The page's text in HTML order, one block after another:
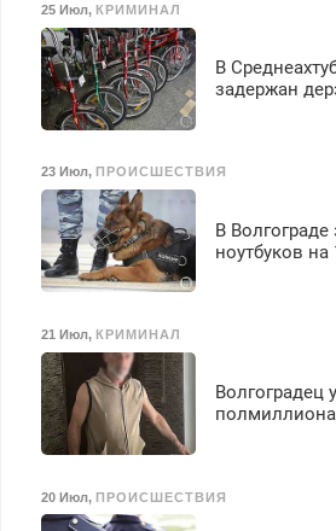
25 Июл, КРИМИНАЛ
В
задержан
23 Июл, ПРОИСШЕСТВИЯ
В
ноутбуков на
21 Июл, КРИМИНАЛ
Волгоградец
полмиллиона
20 Июл, ПРОИСШЕСТВИЯ